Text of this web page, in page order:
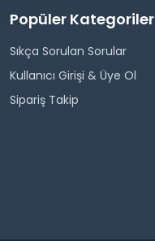
Popüler Kategoriler
Sıkça Sorulan Sorular
Kullanıcı Girişi & Üye Ol
Sipariş Takip